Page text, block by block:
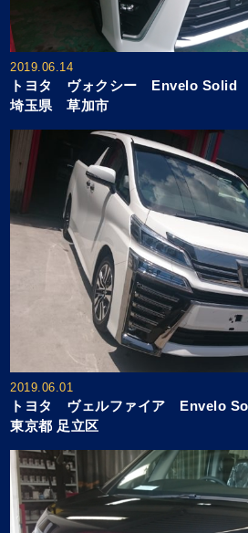
2019.06.14
トヨタ ヴォクシー Envelo Solid
埼玉県 草加市
2019.06.01
トヨタ ヴェルファイア Envelo
東京都 足立区